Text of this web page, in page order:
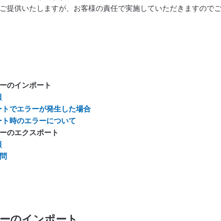
提供いたしますが、お客様の責任で実施していただきますのでご
のインポート
でエラーが発生した場合
時のエラーについて
のエクスポート